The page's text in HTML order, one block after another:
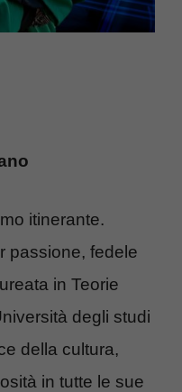
itinerante.
passione, fedele
in Teorie
degli studi
della cultura,
in tutte le sue